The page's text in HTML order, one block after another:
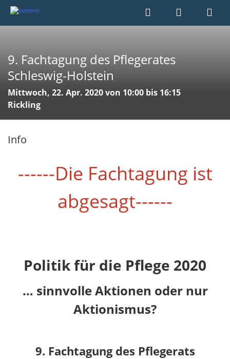
9. Fachtagung des Pflegerates
Schleswig-Holstein
Mittwoch, 22. Apr. 2020 von 10:00 bis 16:15
Rickling
Info
------Die Fachtagung ist
abgesagt------
Politik für die Pflege 2020
… sinnvolle Aktionen oder nur
Aktionismus?
9. Fachtagung des Pflegerats